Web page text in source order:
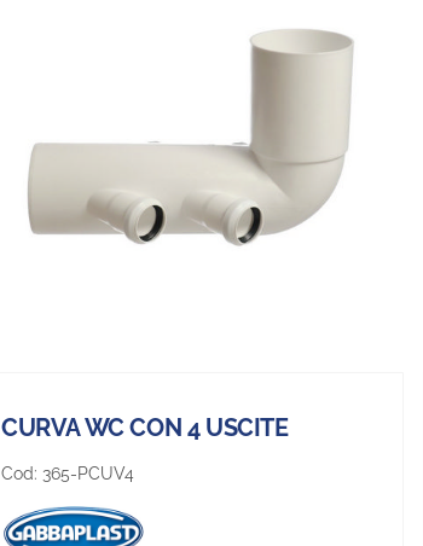
CURVA WC CON 4 USCITE
Cod: 365-PCUV4